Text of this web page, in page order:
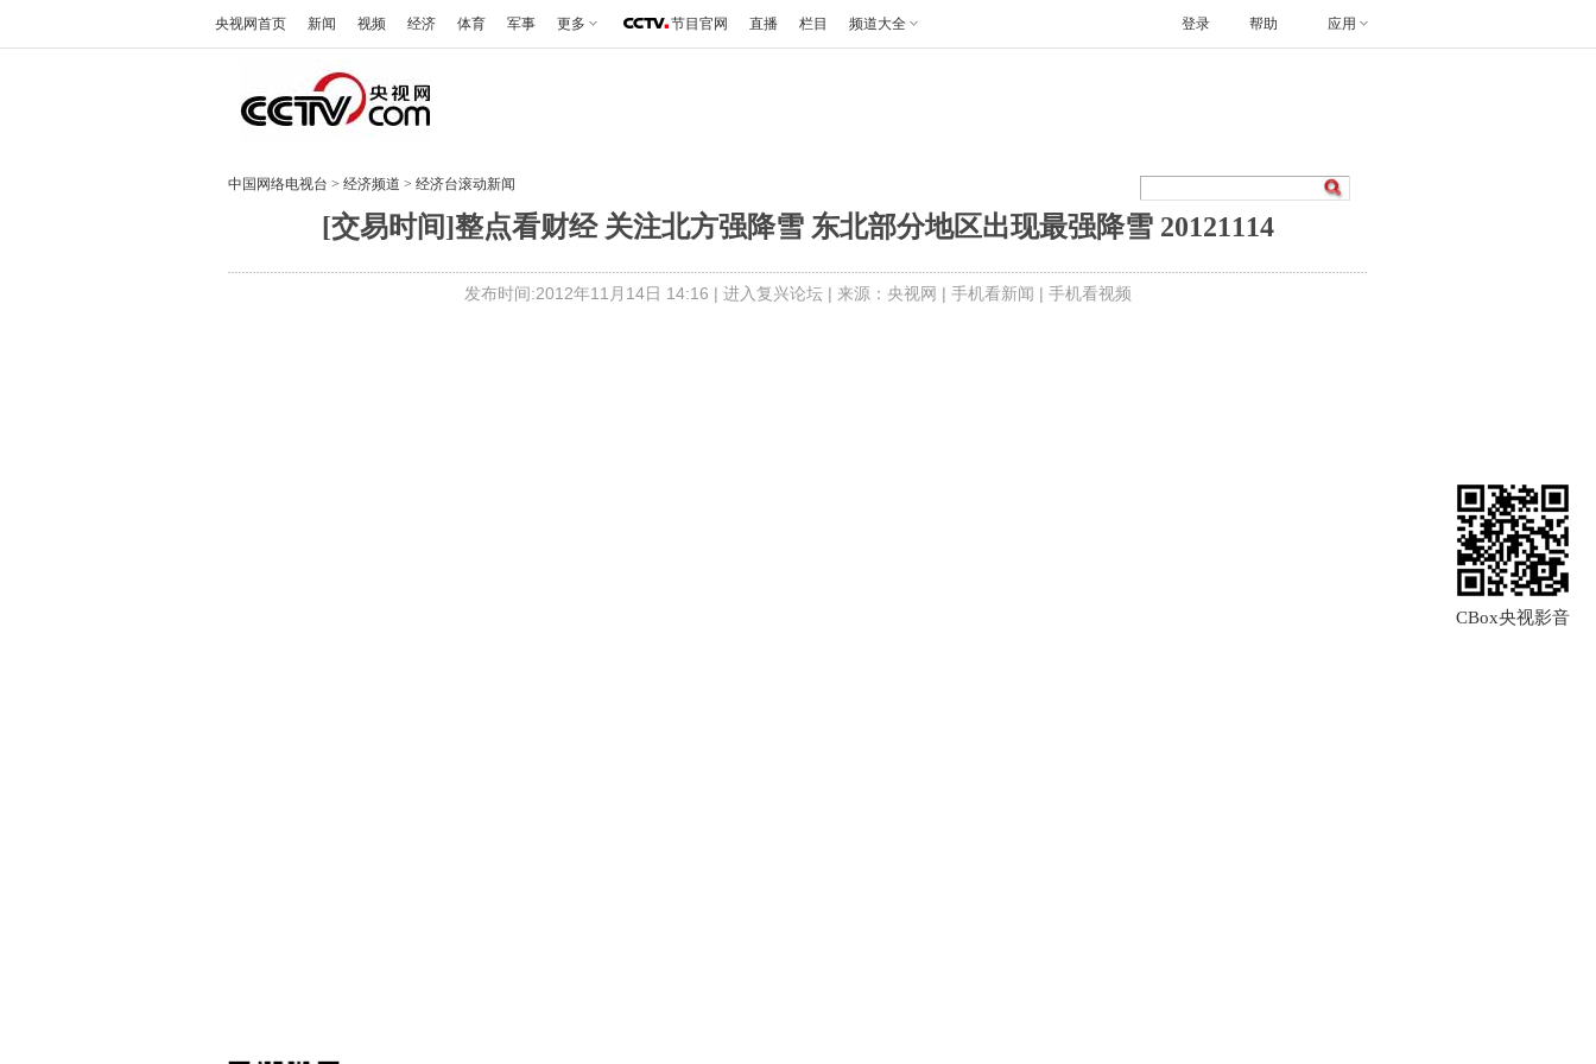
央视网首页 新闻 视频 经济 体育 军事 更多 节目官网 直播 栏目 频道大全 帮助 应用
登录
中国网络电视台 > 经济频道 > 经济台滚动新闻
[交易时间]整点看财经 关注北方强降雪 东北部分地区出现最强降雪 20121114
发布时间:2012年11月14日 14:16 | 进入复兴论坛 | 来源：央视网 | 手机看新闻 | 手机看视频
CBox央视影音